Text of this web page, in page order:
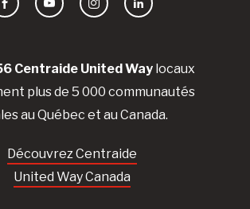
Centraide United Waylocaux
plus de 5 000 communautés
au Québec et au Canada.
Découvrez Centraide
United Way Canada
FacebookYouTubeInstagramLinkedIn